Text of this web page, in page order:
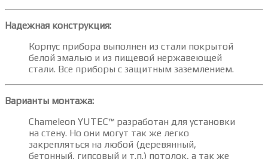
Надежная конструкция:
Корпус прибора выполнен из стали покрытой
белой эмалью и из пищевой нержавеющей
стали. Все приборы с защитным заземлением.
Варианты монтажа:
Chameleon YUTEC™ разработан для установки
на стену. Но они могут так же легко
закрепляться на любой (деревянный,
бетонный, гипсовый и т.п.) потолок, а так же